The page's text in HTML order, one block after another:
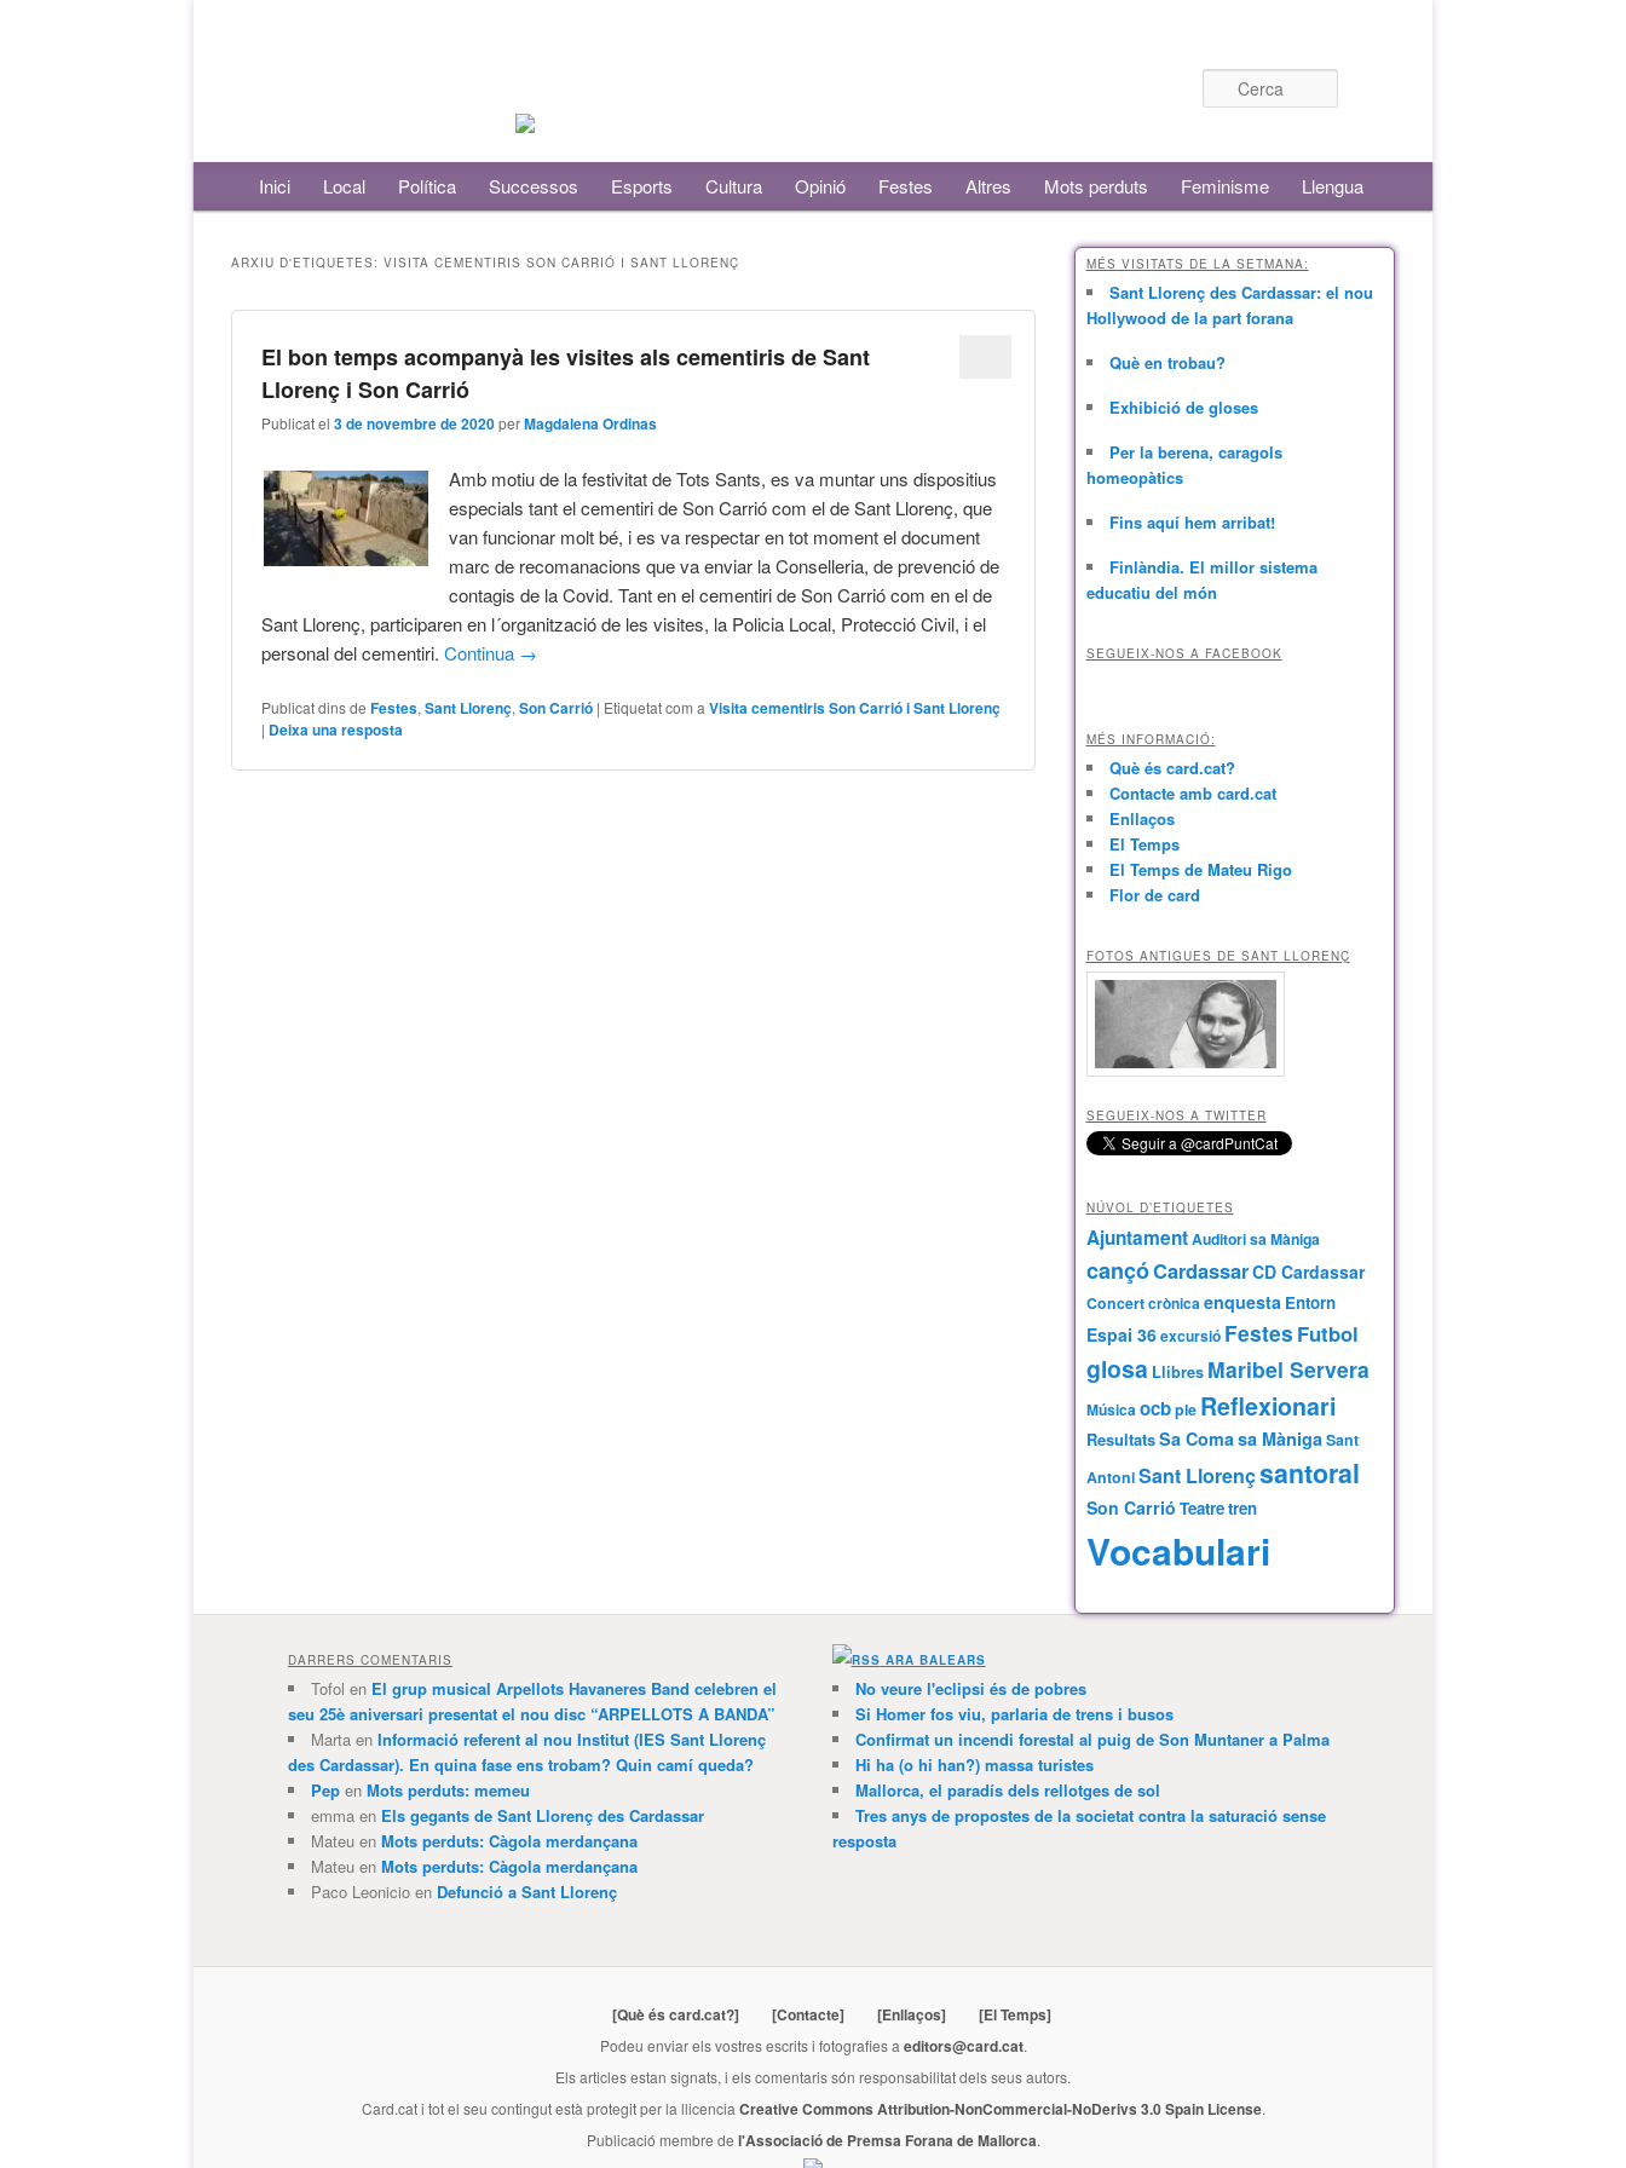
Menú principalAneu al contingut principal
Aneu al contingut secundari
Inici Local Política Successos Esports Cultura Opinió Festes Altres Mots perduts Feminisme Llengua
ARXIU D'ETIQUETES: VISITA CEMENTIRIS SON CARRIÓ I SANT LLORENÇ
El bon temps acompanyà les visites als cementiris de Sant
Llorenç i Son Carrió
Publicat el3 de novembre de 2020perMagdalena Ordinas
Amb motiu de la festivitat de Tots Sants, es va muntar uns dispositius
especials tant el cementiri de Son Carrió com el de Sant Llorenç, que
van funcionar molt bé, i es va respectar en tot moment el document
marc de recomanacions que va enviar la Conselleria, de prevenció de
contagis de la Covid. Tant en el cementiri de Son Carrió com en el de
Sant Llorenç, participaren en l´organització de les visites, la Policia Local, Protecció Civil, i el
personal del cementiri.Continua →
Publicat dins de Festes,Sant Llorenç,Son Carrió | Etiquetat com a Visita cementiris Son Carrió i Sant Llorenç
| Deixa una resposta
MÉS VISITATS DE LA SETMANA:
Sant Llorenç des Cardassar: el nou
Hollywood de la part forana
Què en trobau?
Exhibició de gloses
Per la berena, caragols
homeopàtics
Fins aquí hem arribat!
Finlàndia. El millor sistema
educatiu del món
SEGUEIX-NOS A FACEBOOK
MÉS INFORMACIÓ:
Què és card.cat?
Contacte amb card.cat
Enllaços
El Temps
El Temps de Mateu Rigo
Flor de card
FOTOS ANTIGUES DE SANT LLORENÇ
SEGUEIX-NOS A TWITTER
NÚVOL D’ETIQUETES
AjuntamentAuditori sa Màniga
cançóCardassarCD Cardassar
Concertcrònicaenquesta Entorn
Espai 36excursió Festes Futbol
glosa Llibres Maribel Servera
Músicaocbple Reflexionari
ResultatsSa Comasa MànigaSant
AntoniSant Llorençsantoral
Son Carrió Teatretren
Vocabulari
DARRERS COMENTARIS
Tofol en El grup musical Arpellots Havaneres Band celebren el
seu 25è aniversari presentat el nou disc “ARPELLOTS A BANDA”
Martaen Informació referent al nou Institut (IES Sant Llorenç
des Cardassar). En quina fase ens trobam? Quin camí queda?
Pepen Mots perduts: memeu
emmaen Els gegants de Sant Llorenç des Cardassar
Mateuen Mots perduts: Càgola merdançana
Mateuen Mots perduts: Càgola merdançana
Paco Leonicioen Defunció a Sant Llorenç
ARA BALEARS
No veure l'eclipsi és de pobres
Si Homer fos viu, parlaria de trens i busos
Confirmat un incendi forestal al puig de Son Muntaner a Palma
Hi ha (o hi han?) massa turistes
Mallorca, el paradís dels rellotges de sol
Tres anys de propostes de la societat contra la saturació sense
resposta
[Què és card.cat?] [Contacte] [Enllaços] [El Temps]
Podeu enviar els vostres escrits i fotografies a editors@card.cat.
Els articles estan signats, i els comentaris són responsabilitat dels seus autors.
Card.cati tot el seu contingut està protegit per la llicencia Creative Commons Attribution-NonCommercial-NoDerivs 3.0 Spain License.
Publicació membre de l'Associació de Premsa Forana de Mallorca.